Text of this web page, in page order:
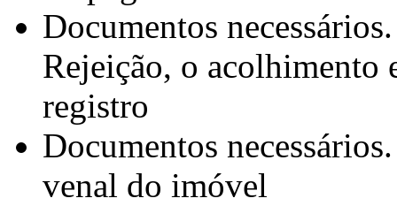
Documentos
Rejeição, o acolhimento
registro
Documentos
venal do imóvel